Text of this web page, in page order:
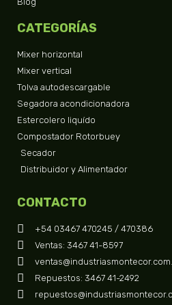
CATEGORÍAS
Mixer horizontal
Mixer vertical
Tolva autodescargable
Segadora acondicionadora
Estercolero liquído
Compostador Rotorbuey
Secador
Distribuidor y Alimentador
CONTACTO
+54 03467 470245 / 470386
Ventas: 3467 41-8597
Repuestos: 3467 41-2492